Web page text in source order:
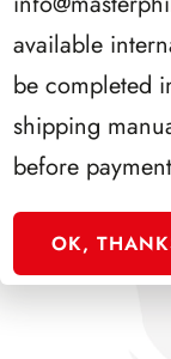
available
be completed
shipping
before
OK,